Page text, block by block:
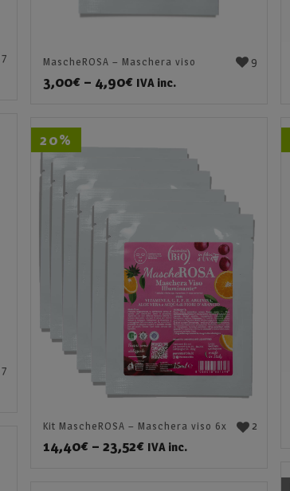
7 9
MascheROSA – Maschera viso
3,00€– 4,90€ IVA inc.
7
20%
2
Kit MascheROSA – Maschera viso 6x
14,40€– 23,52€ IVA inc.